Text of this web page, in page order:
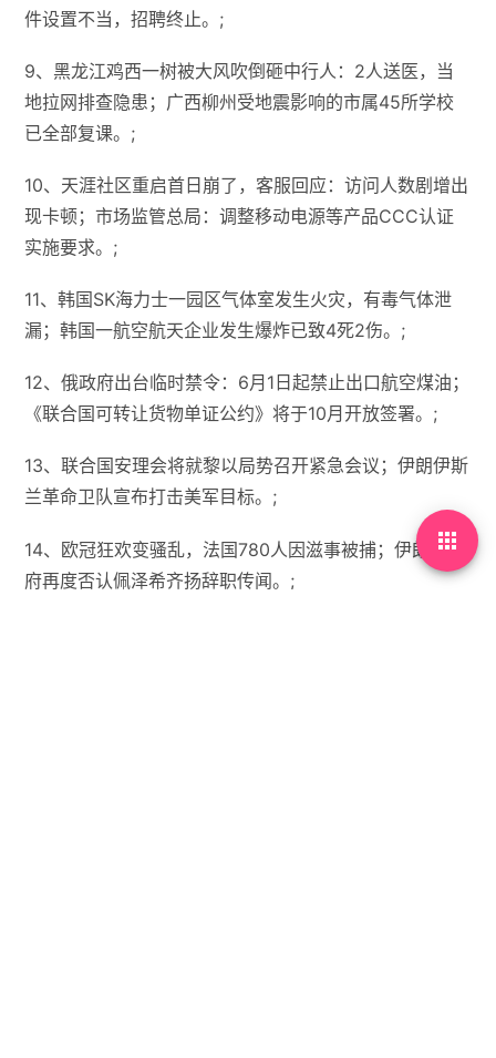
件设置不当，招聘终止。;
9、黑龙江鸡西一树被大风吹倒砸中行人：2人送医，当
地拉网排查隐患；广西柳州受地震影响的市属45所学校
已全部复课。;
10、天涯社区重启首日崩了，客服回应：访问人数剧增出
现卡顿；市场监管总局：调整移动电源等产品CCC认证
实施要求。;
11、韩国SK海力士一园区气体室发生火灾，有毒气体泄
漏；韩国一航空航天企业发生爆炸已致4死2伤。;
12、俄政府出台临时禁令：6月1日起禁止出口航空煤油；
《联合国可转让货物单证公约》将于10月开放签署。;
13、联合国安理会将就黎以局势召开紧急会议；伊朗伊斯
兰革命卫队宣布打击美军目标。;
14、欧冠狂欢变骚乱，法国780人因滋事被捕；伊朗总统
府再度否认佩泽希齐扬辞职传闻。;
